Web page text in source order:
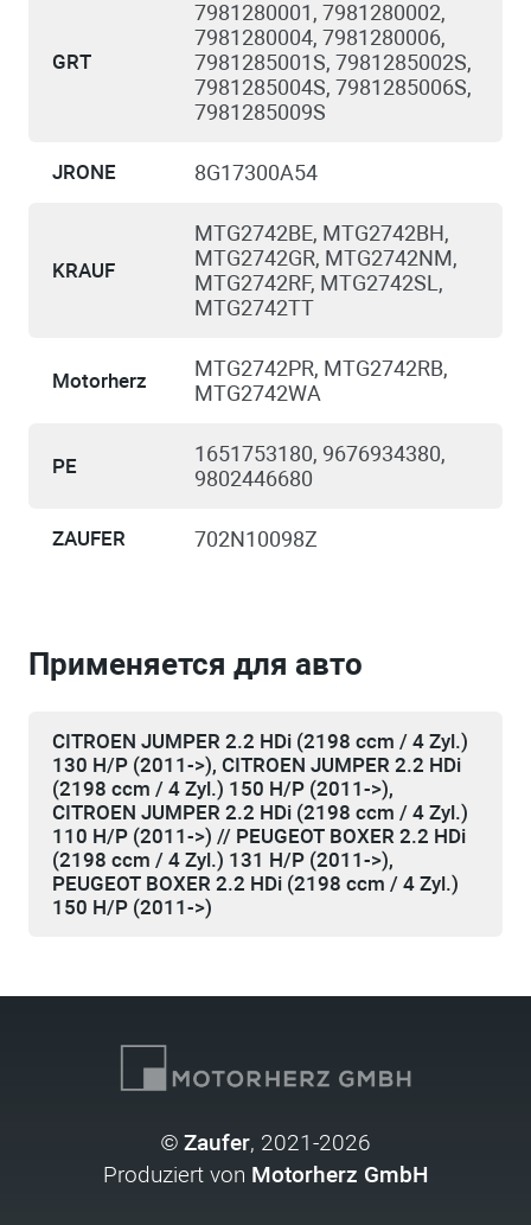
GRT
7981280001, 7981280002,
7981280004, 7981280006,
7981285001S, 7981285002S,
7981285004S, 7981285006S,
7981285009S
JRONE 8G17300A54
KRAUF
MTG2742BE, MTG2742BH,
MTG2742GR, MTG2742NM,
MTG2742RF, MTG2742SL ,
MTG2742TT
Motorherz
MTG2742PR, MTG2742RB,
MTG2742WA
PE
1651753180, 9676934380,
9802446680
ZAUFER 702N10098Z
Применяется для авто
CITROEN JUMPER 2.2 HDi (2198 ccm / 4 Zyl.)
130 H/P (2011->), CITROEN JUMPER 2.2 HDi
(2198 ccm / 4 Zyl.) 150 H/P (2011->),
CITROEN JUMPER 2.2 HDi (2198 ccm / 4 Zyl.)
110 H/P (2011->) // PEUGEOT BOXER 2.2 HDi
(2198 ccm / 4 Zyl.) 131 H/P (2011->),
PEUGEOT BOXER 2.2 HDi (2198 ccm / 4 Zyl.)
150 H/P (2011->)
© Zaufer, 2021-2026
Produziert von Motorherz GmbH